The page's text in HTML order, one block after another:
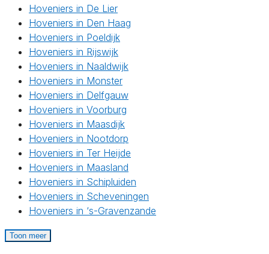
Hoveniers in De Lier
Hoveniers in Den Haag
Hoveniers in Poeldijk
Hoveniers in Rijswijk
Hoveniers in Naaldwijk
Hoveniers in Monster
Hoveniers in Delfgauw
Hoveniers in Voorburg
Hoveniers in Maasdijk
Hoveniers in Nootdorp
Hoveniers in Ter Heijde
Hoveniers in Maasland
Hoveniers in Schipluiden
Hoveniers in Scheveningen
Hoveniers in ‘s-Gravenzande
Toon meer